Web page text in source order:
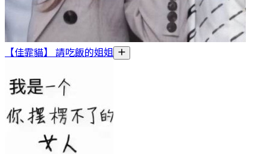
【佳霏貓】 請吃飯的姐姐